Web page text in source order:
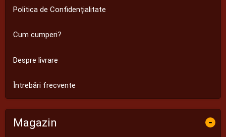
Politica de Confidențialitate
Cum cumperi?
Despre livrare
Întrebări frecvente
Magazin -